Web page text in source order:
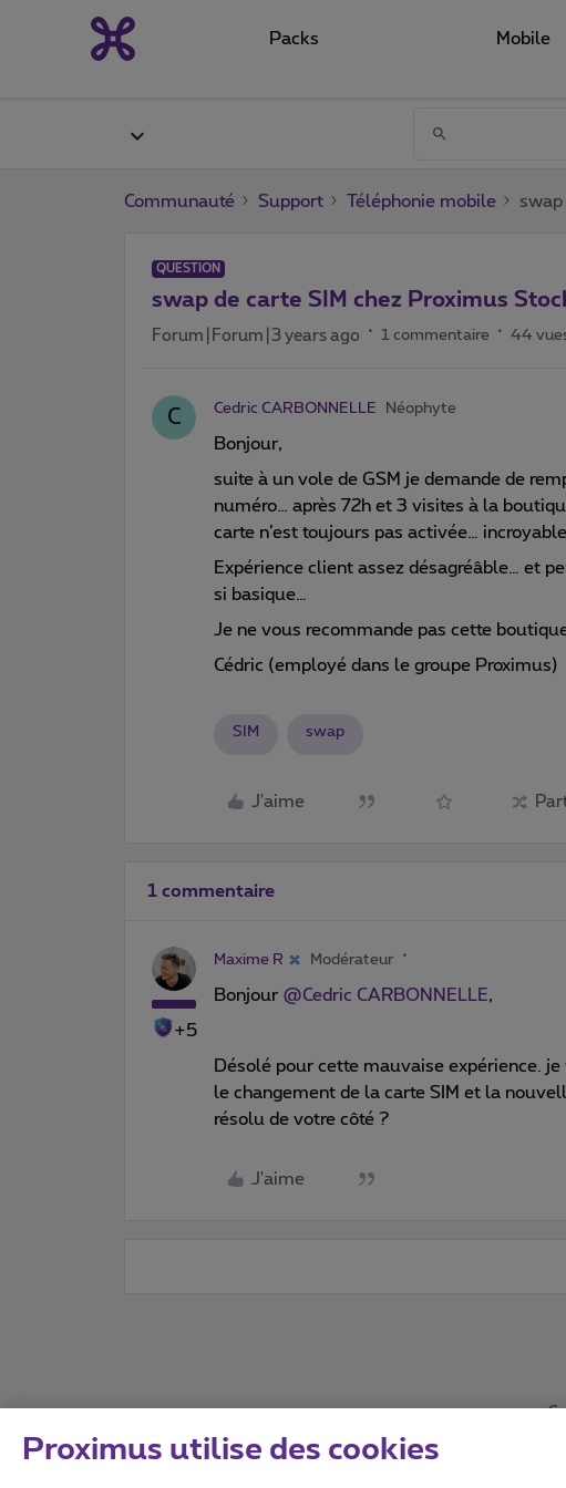
Packs Mobile
Communauté Support Téléphonie mobile swap
QUESTION
swap de carte SIM chez Proximus
Forum|Forum|3 years ago 1 commentaire 44
C Cedric CARBONNELLE Néophyte
Bonjour,
suite à un vole de GSM je demande de
numéro… après 72h et 3 visites à la
carte n’est toujours pas activée…
Expérience client assez désagréâble… et
si basique…
Je ne vous recommande pas cette
Cédric (employé dans le groupe Proximus)
SIM swap
J'aime
1 commentaire
+5
Maxime R Modérateur
Bonjour @Cedric CARBONNELLE,
Désolé pour cette mauvaise expérience.
le changement de la carte SIM et la
résolu de votre côté ?
J'aime
Proximus utilise des cookies